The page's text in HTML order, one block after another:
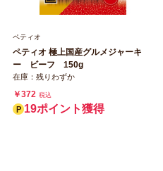
ペティオ
ペティオ 極上国産グルメジャーキ
ー ビーフ 150g
在庫：残りわずか
￥372 税込
19ポイント獲得